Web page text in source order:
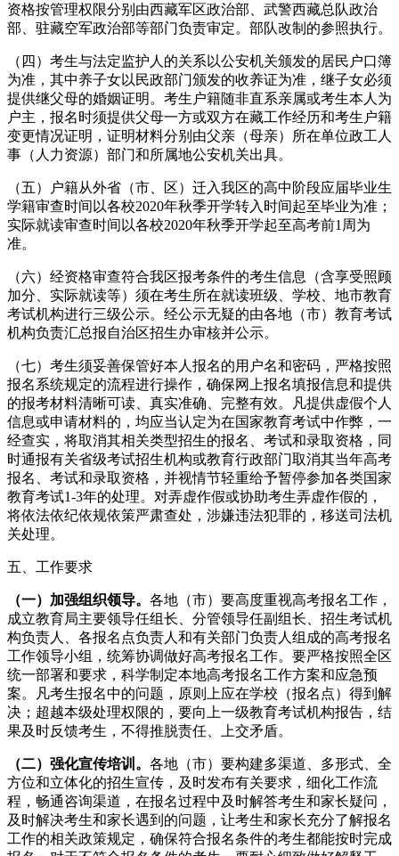
资格按管理权限分别由西藏军区政治部、武警西藏总队政治
部、驻藏空军政治部等部门负责审定。部队改制的参照执行。
（四）考生与法定监护人的关系以公安机关颁发的居民户口簿
为准，其中养子女以民政部门颁发的收养证为准，继子女必须
提供继父母的婚姻证明。考生户籍随非直系亲属或考生本人为
户主，报名时须提供父母一方或双方在藏工作经历和考生户籍
变更情况证明，证明材料分别由父亲（母亲）所在单位政工人
事（人力资源）部门和所属地公安机关出具。
（五）户籍从外省（市、区）迁入我区的高中阶段应届毕业生
学籍审查时间以各校2020年秋季开学转入时间起至毕业为准；
实际就读审查时间以各校2020年秋季开学起至高考前1周为
准。
（六）经资格审查符合我区报考条件的考生信息（含享受照顾
加分、实际就读等）须在考生所在就读班级、学校、地市教育
考试机构进行三级公示。经公示无疑的由各地（市）教育考试
机构负责汇总报自治区招生办审核并公示。
（七）考生须妥善保管好本人报名的用户名和密码，严格按照
报名系统规定的流程进行操作，确保网上报名填报信息和提供
的报考材料清晰可读、真实准确、完整有效。凡提供虚假个人
信息或申请材料的，均应当认定为在国家教育考试中作弊，一
经查实，将取消其相关类型招生的报名、考试和录取资格，同
时通报有关省级考试招生机构或教育行政部门取消其当年高考
报名、考试和录取资格，并视情节轻重给予暂停参加各类国家
教育考试1-3年的处理。对弄虚作假或协助考生弄虚作假的，
将依法依纪依规依策严肃查处，涉嫌违法犯罪的，移送司法机
关处理。
五、工作要求
（一）加强组织领导。 各地（市）要高度重视高考报名工作，
成立教育局主要领导任组长、分管领导任副组长、招生考试机
构负责人、各报名点负责人和有关部门负责人组成的高考报名
工作领导小组，统筹协调做好高考报名工作。要严格按照全区
统一部署和要求，科学制定本地高考报名工作方案和应急预
案。凡考生报名中的问题，原则上应在学校（报名点）得到解
决；超越本级处理权限的，要向上一级教育考试机构报告，结
果及时反馈考生，不得推脱责任、上交矛盾。
（二）强化宣传培训 。 各地（市）要构建多渠道、多形式、全
方位和立体化的招生宣传，及时发布有关要求，细化工作流
程，畅通咨询渠道，在报名过程中及时解答考生和家长疑问，
及时解决考生和家长遇到的问题，让考生和家长充分了解报名
工作的相关政策规定，确保符合报名条件的考生都能按时完成